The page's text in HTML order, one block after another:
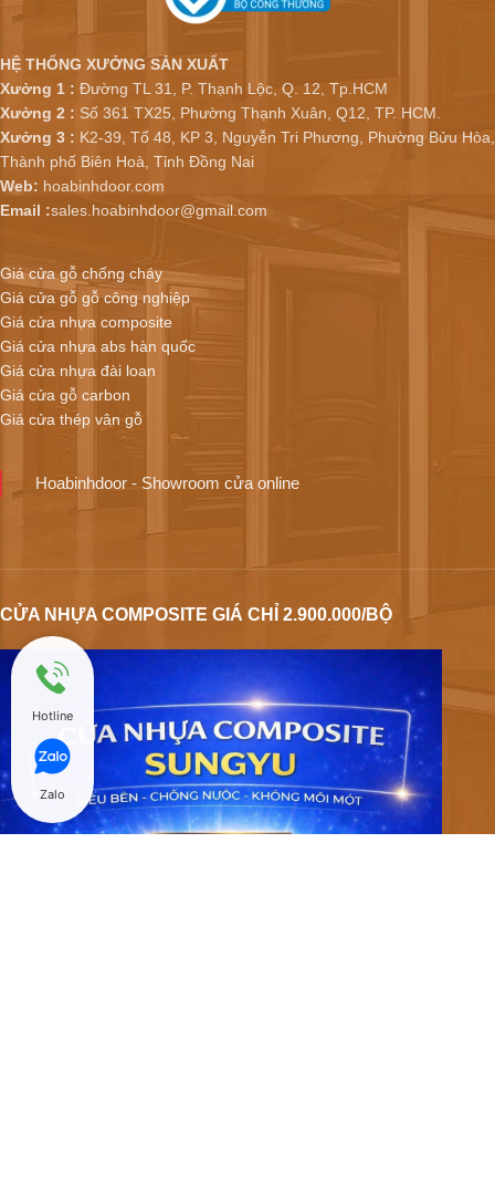
HỆ THỐNG XƯỞNG SẢN XUẤT
Xưởng 1 : Đường TL 31, P. Thạnh Lộc, Q. 12, Tp.HCM
Xưởng 2 : Số 361 TX25, Phường Thạnh Xuân, Q12, TP. HCM.
Xưởng 3 : K2-39, Tổ 48, KP 3, Nguyễn Tri Phương, Phường Bửu Hòa,
Thành phố Biên Hoà, Tỉnh Đồng Nai
Web: hoabinhdoor.com
Email :sales.hoabinhdoor@gmail.com
Giá cửa gỗ chống cháy
Giá cửa gỗ gỗ công nghiệp
Giá cửa nhựa composite
Giá cửa nhựa abs hàn quốc
Giá cửa nhựa đài loan
Giá cửa gỗ carbon
Giá cửa thép vân gỗ
Hoabinhdoor - Showroom cửa online
CỬA NHỰA COMPOSITE GIÁ CHỈ 2.900.000/BỘ
Hotline
Zalo